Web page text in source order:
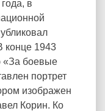
в
конце 1943
«За боевые
портрет
изображен
Корин. Ко